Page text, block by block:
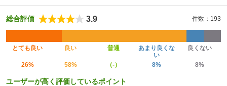
総合評価 3.9 件数：193
とても良い 良い 普通
あまり良くな
い
良くない
26% 58% （-） 8% 8%
ユーザーが高く評価しているポイント